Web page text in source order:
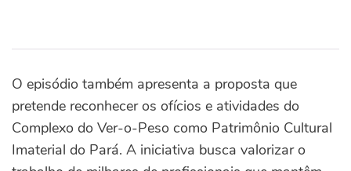
O episódio também apresenta a proposta que
pretende reconhecer os ofícios e atividades do
Complexo do Ver-o-Peso como Patrimônio Cultural
Imaterial do Pará. A iniciativa busca valorizar o